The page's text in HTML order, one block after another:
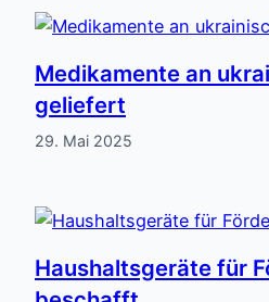
Medikamente an
geliefert
29. Mai 2025
Haushaltsgeräte für